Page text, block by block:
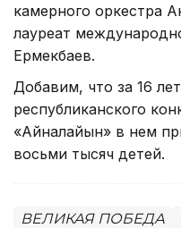
камерного оркестра
лауреат
Ермекбаев.
Добавим, что за 16
республиканского
«Айналайын» в нем
восьми тысяч детей.
ВЕЛИКАЯ ПОБЕДА